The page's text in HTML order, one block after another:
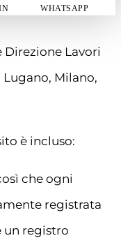
WHATSAPP
Direzione Lavori
Lugano, Milano,
è incluso:
che ogni
registrata
un registro